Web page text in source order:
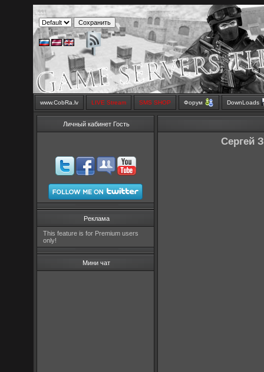
www.CobRa.lv LIVE Stream SMS SHOP Форум DownLoads
Личный кабинет Гость
Реклама
This feature is for Premium users
only!
Мини чат
Сергей